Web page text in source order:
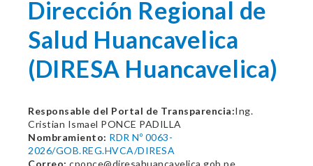
Dirección Regional de
Salud Huancavelica
(DIRESA Huancavelica)
Responsable del Portal de Transparencia:Ing.
Cristian Ismael PONCE PADILLA
Nombramiento: RDR Nº 0063-
2026/GOB.REG.HVCA/DIRESA
Correo: cponce@diresahuancavelica.gob.pe